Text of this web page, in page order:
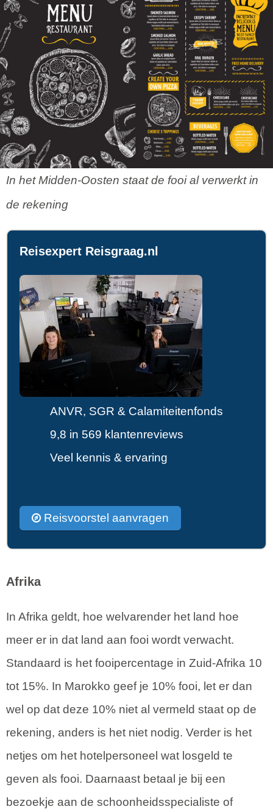
In het Midden-Oosten staat de fooi al verwerkt in
de rekening
Reisexpert Reisgraag.nl
ANVR, SGR & Calamiteitenfonds
9,8 in 569 klantenreviews
Veel kennis & ervaring
Reisvoorstel aanvragen
Afrika
In Afrika geldt, hoe welvarender het land hoe
meer er in dat land aan fooi wordt verwacht.
Standaard is het fooipercentage in Zuid-Afrika 10
tot 15%. In Marokko geef je 10% fooi, let er dan
wel op dat deze 10% niet al vermeld staat op de
rekening, anders is het niet nodig. Verder is het
netjes om het hotelpersoneel wat losgeld te
geven als fooi. Daarnaast betaal je bij een
bezoekje aan de schoonheidsspecialiste of